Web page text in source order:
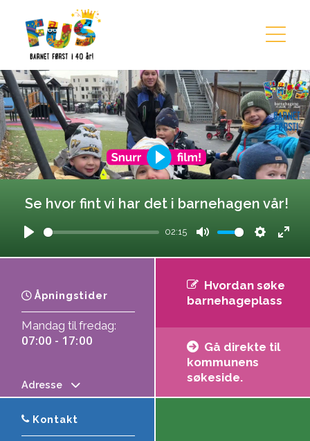
Hopp til innhold
02:15
Se hvor fint vi har det i barnehagen vår!
Åpningstider
Mandag til fredag:
07:00 - 17:00
Adresse
Hvordan søke
barnehageplass
Gå direkte til
kommunens
søkeside.
Kontakt